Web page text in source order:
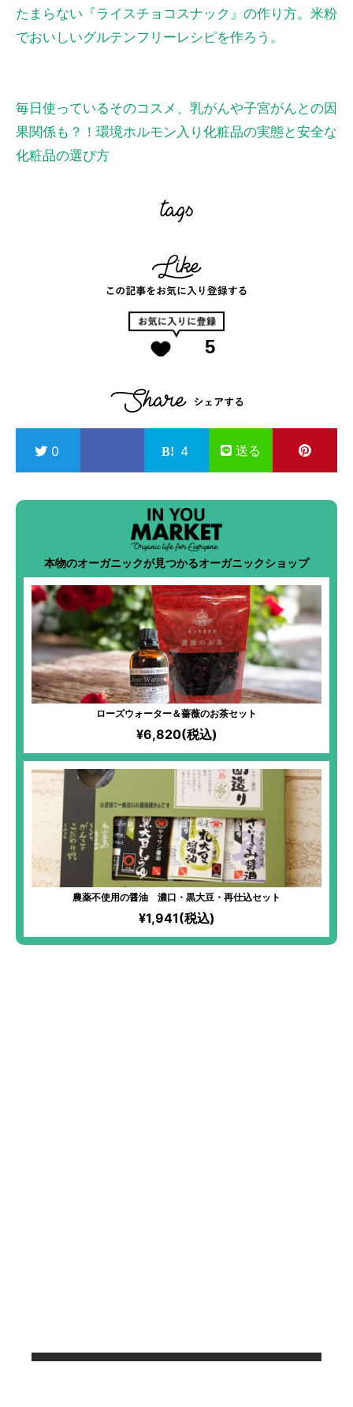
たまらない『ライスチョコスナック』の作り方。米粉
でおいしいグルテンフリーレシピを作ろう。
毎日使っているそのコスメ、乳がんや子宮がんとの因
果関係も？！環境ホルモン入り化粧品の実態と安全な
化粧品の選び方
5
0 4 送る
本物のオーガニックが見つかるオーガニックショップ
ローズウォーター＆薔薇のお茶セット
¥6,820(税込)
農薬不使用の醤油 濃口・黒大豆・再仕込セット
¥1,941(税込)